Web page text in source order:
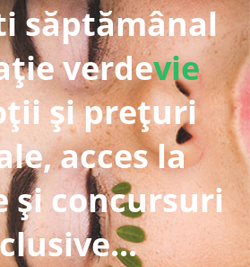
săptămânal
verdevie
și prețuri
acces la
și concursuri